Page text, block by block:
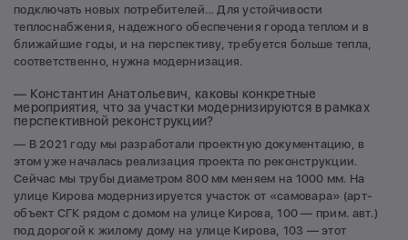
подключать новых потребителей… Для устойчивости
теплоснабжения, надежного обеспечения города теплом и в
ближайшие годы, и на перспективу, требуется больше тепла,
соответственно, нужна модернизация.
— Константин Анатольевич, каковы конкретные
мероприятия, что за участки модернизируются в рамках
перспективной реконструкции?
— В 2021 году мы разработали проектную документацию, в
этом уже началась реализация проекта по реконструкции.
Сейчас мы трубы диаметром 800 мм меняем на 1000 мм. На
улице Кирова модернизируется участок от «самовара» (арт-
объект СГК рядом с домом на улице Кирова, 100 — прим. авт.)
под дорогой к жилому дому на улице Кирова, 103 — этот